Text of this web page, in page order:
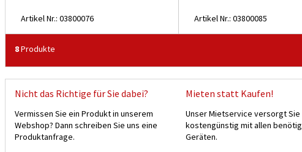
Artikel Nr.: 03800076 Artikel Nr.: 03800085
8Produkte
Nicht das Richtige für Sie dabei?
Vermissen Sie ein Produkt in unserem
Webshop? Dann schreiben Sie uns eine
Produktanfrage.
Mieten statt Kaufen!
Unser Mietservice versorgt Sie
kostengünstig mit allen
Geräten.